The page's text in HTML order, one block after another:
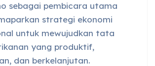
sebagai pembicara utama
strategi ekonomi
untuk mewujudkan tata
yang produktif,
dan berkelanjutan.